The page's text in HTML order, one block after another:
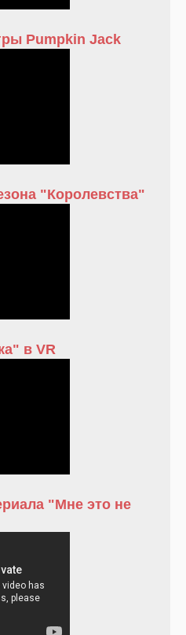
Pumpkin Jack
"Королевства"
в VR
"Мне это не